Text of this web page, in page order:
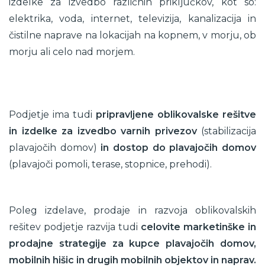
elektrika, voda, internet, televizija, kanalizacija in
čistilne naprave na lokacijah na kopnem, v morju, ob
morju ali celo nad morjem.
Podjetje ima tudi pripravljene oblikovalske rešitve
in izdelke za izvedbo varnih privezov(stabilizacija
plavajočih domov) in dostop do plavajočih domov
(plavajoči pomoli, terase, stopnice, prehodi).
Poleg izdelave, prodaje in razvoja oblikovalskih
rešitev podjetje razvija tudi celovite marketinške in
prodajne strategije za kupce plavajočih domov,
mobilnih hišic in drugih mobilnih objektov in naprav.